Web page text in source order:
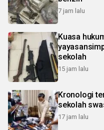
7 jam lalu
Kuasa
sekolah
15 jam lalu
Kronologi
sekolah
17 jam lalu